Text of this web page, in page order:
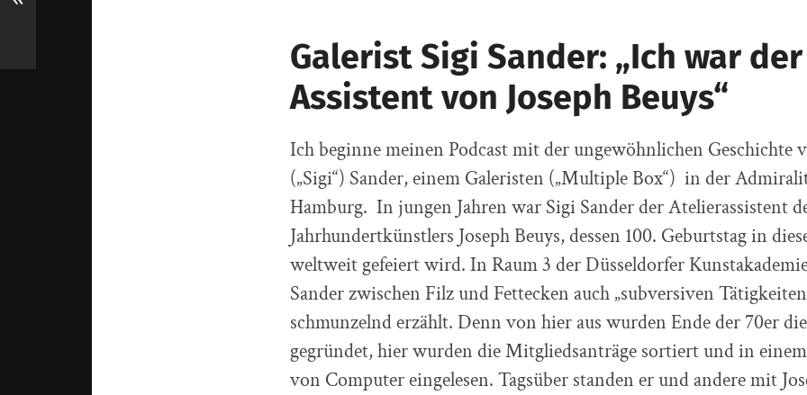
Galerist Sigi Sander: „Ich war der
Assistent von Joseph Beuys“
Ich beginne meinen Podcast mit der ungewöhnlichen Geschichte
(„Sigi“) Sander, einem Galeristen („Multiple Box“) in der
Hamburg. In jungen Jahren war Sigi Sander der Atelierassistent
Jahrhundertkünstlers Joseph Beuys, dessen 100. Geburtstag in
weltweit gefeiert wird. In Raum 3 der Düsseldorfer
Sander zwischen Filz und Fettecken auch „subversiven
schmunzelnd erzählt. Denn von hier aus wurden Ende der 70er
gegründet, hier wurden die Mitgliedsanträge sortiert und in
von Computer eingelesen. Tagsüber standen er und andere mit